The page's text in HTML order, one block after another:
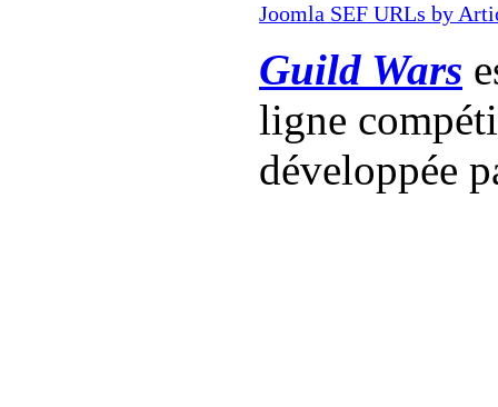
Joomla SEF URLs by
Guild Wars
ligne
développée